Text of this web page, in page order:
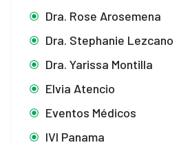
Dra. Rose Arosemena
Dra. Stephanie Lezcano
Dra. Yarissa Montilla
Elvia Atencio
Eventos Médicos
IVI Panama